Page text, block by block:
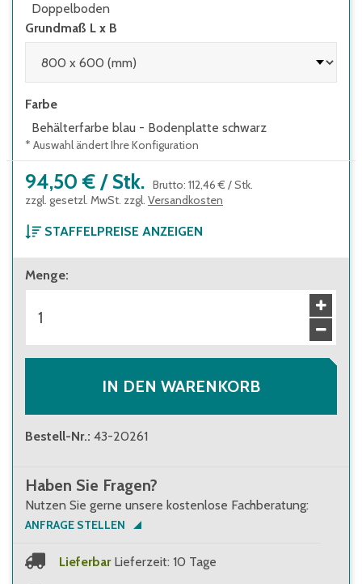
Doppelboden
Grundmaß L x B
Farbe
Behälterfarbe blau - Bodenplatte schwarz
* Auswahl ändert Ihre Konfiguration
94,50 € / Stk. Brutto: 112,46 € /Stk.
zzgl. gesetzl. MwSt. zzgl. Versandkosten
STAFFELPREISE ANZEIGEN
ab 1 Stück
94,50 €
ab 14 Stück
84,50 €
Menge:
IN DEN WARENKORB
Bestell-Nr.: 43-20261
Haben Sie Fragen?
Nutzen Sie gerne unsere kostenlose Fachberatung:
ANFRAGE STELLEN
Lieferbar Lieferzeit: 10 Tage